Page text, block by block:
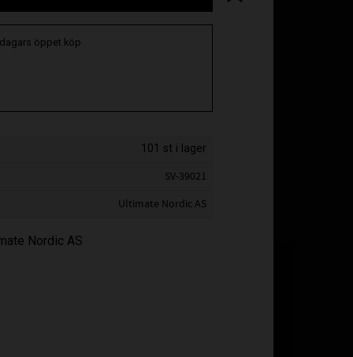
öppet köp
101 st i lager
SV-39021
Ultimate Nordic AS
Nordic AS